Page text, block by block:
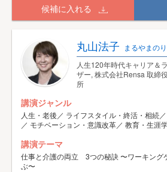
候補に入れる
丸山法子 まるやまの
人生120年時代キャリア＆
ザー, 株式会社Rensa 取締
所
講演ジャンル
人生・老後／ ライフスタイル・終活・相続
／ モチベーション・意識改革／ 教育・生涯
講演テーマ
仕事と介護の両立 3つの秘訣 〜ワーキング
ぶ〜